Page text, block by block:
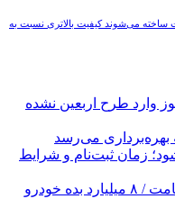
ساخته می‌شوند کیفیت بالاتری نسبت به
وارد طرح اربعین نشده
بهره‌برداری می‌رسد
زمان ثبت‌نام و شرایط
کاسبی خارج‌نشین‌ها با سهمیه اقامت / ۸ میلیارد بده خودرو